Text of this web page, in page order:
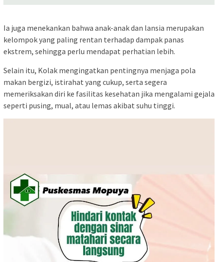
Ia juga menekankan bahwa anak-anak dan lansia merupakan
kelompok yang paling rentan terhadap dampak panas
ekstrem, sehingga perlu mendapat perhatian lebih.
Selain itu, Kolak mengingatkan pentingnya menjaga pola
makan bergizi, istirahat yang cukup, serta segera
memeriksakan diri ke fasilitas kesehatan jika mengalami gejala
seperti pusing, mual, atau lemas akibat suhu tinggi.